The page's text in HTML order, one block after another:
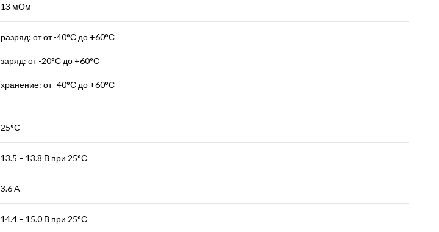
13 мОм
разряд: от от -40°С до +60°С
заряд: от -20°С до +60°С
хранение: от -40°С до +60°С
25°С
13.5 – 13.8 В при 25°С
3.6 A
14.4 – 15.0 В при 25°С